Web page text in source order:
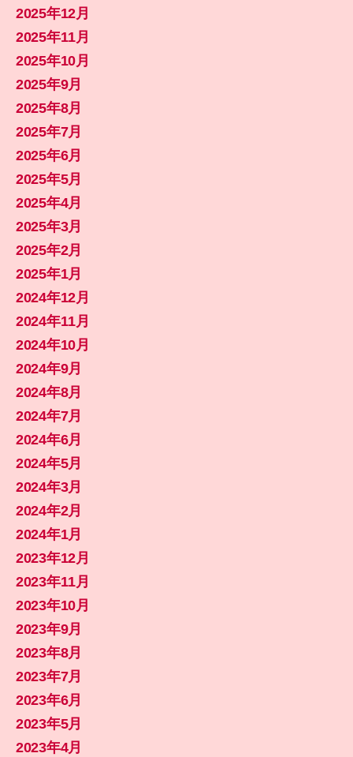
2025年12月
2025年11月
2025年10月
2025年9月
2025年8月
2025年7月
2025年6月
2025年5月
2025年4月
2025年3月
2025年2月
2025年1月
2024年12月
2024年11月
2024年10月
2024年9月
2024年8月
2024年7月
2024年6月
2024年5月
2024年3月
2024年2月
2024年1月
2023年12月
2023年11月
2023年10月
2023年9月
2023年8月
2023年7月
2023年6月
2023年5月
2023年4月